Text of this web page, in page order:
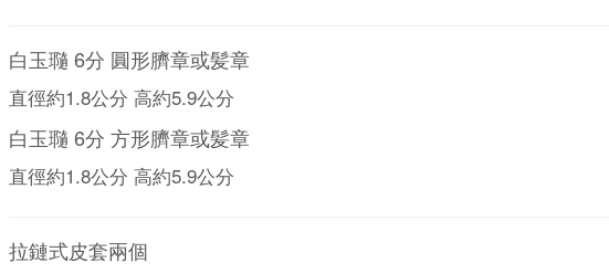
白玉瓍 6分 圓形臍章或髪章
直徑約1.8公分 高約5.9公分
白玉瓍 6分 方形臍章或髪章
直徑約1.8公分 高約5.9公分
拉鏈式皮套兩個